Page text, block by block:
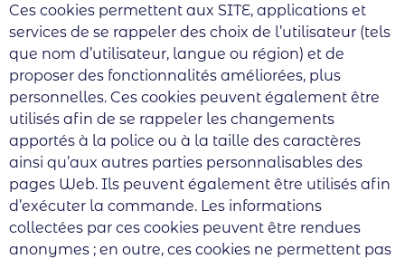
Ces cookies permettent aux SITE, applications et
services de se rappeler des choix de l’utilisateur (tels
que nom d’utilisateur, langue ou région) et de
proposer des fonctionnalités améliorées, plus
personnelles. Ces cookies peuvent également être
utilisés afin de se rappeler les changements
apportés à la police ou à la taille des caractères
ainsi qu’aux autres parties personnalisables des
pages Web. Ils peuvent également être utilisés afin
d’exécuter la commande. Les informations
collectées par ces cookies peuvent être rendues
anonymes ; en outre, ces cookies ne permettent pas